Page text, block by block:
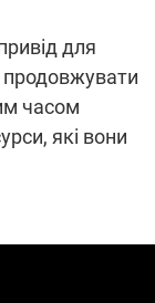
для
часом
які вони